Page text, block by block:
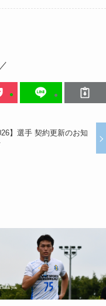
】選手 契約更新のお知